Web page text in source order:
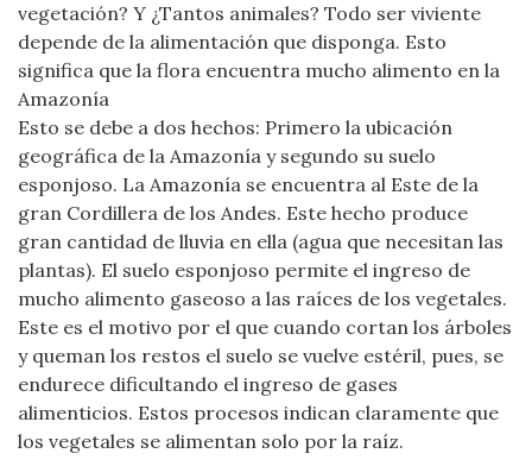
vegetación? Y ¿Tantos animales? Todo ser viviente
depende de la alimentación que disponga. Esto
significa que la flora encuentra mucho alimento en la
Amazonía
Esto se debe a dos hechos: Primero la ubicación
geográfica de la Amazonía y segundo su suelo
esponjoso. La Amazonía se encuentra al Este de la
gran Cordillera de los Andes. Este hecho produce
gran cantidad de lluvia en ella (agua que necesitan las
plantas). El suelo esponjoso permite el ingreso de
mucho alimento gaseoso a las raíces de los vegetales.
Este es el motivo por el que cuando cortan los árboles
y queman los restos el suelo se vuelve estéril, pues, se
endurece dificultando el ingreso de gases
alimenticios. Estos procesos indican claramente que
los vegetales se alimentan solo por la raíz.